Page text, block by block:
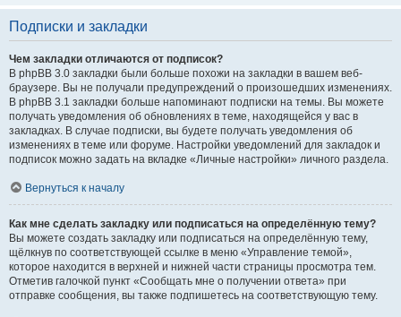
Подписки и закладки
Чем закладки отличаются от подписок?
В phpBB 3.0 закладки были больше похожи на закладки в вашем веб-
браузере. Вы не получали предупреждений о произошедших изменениях.
В phpBB 3.1 закладки больше напоминают подписки на темы. Вы можете
получать уведомления об обновлениях в теме, находящейся у вас в
закладках. В случае подписки, вы будете получать уведомления об
изменениях в теме или форуме. Настройки уведомлений для закладок и
подписок можно задать на вкладке «Личные настройки» личного раздела.
Вернуться к началу
Как мне сделать закладку или подписаться на определённую тему?
Вы можете создать закладку или подписаться на определённую тему,
щёлкнув по соответствующей ссылке в меню «Управление темой»,
которое находится в верхней и нижней части страницы просмотра тем.
Отметив галочкой пункт «Сообщать мне о получении ответа» при
отправке сообщения, вы также подпишетесь на соответствующую тему.